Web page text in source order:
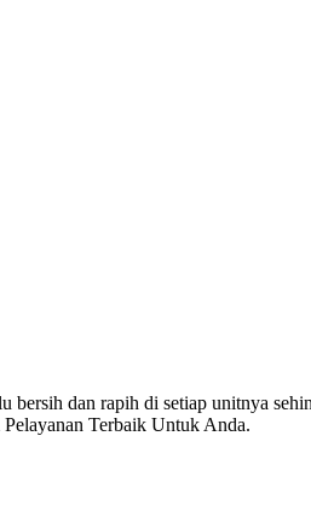
dan rapih di setiap unitnya
Terbaik Untuk Anda.